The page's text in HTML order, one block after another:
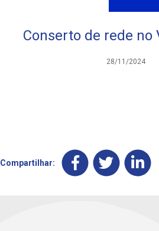
Conserto de rede
28/11/2024
Compartilhar: